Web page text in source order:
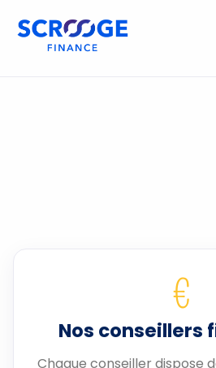
€
Nos conseillers
Chaque conseiller dispose